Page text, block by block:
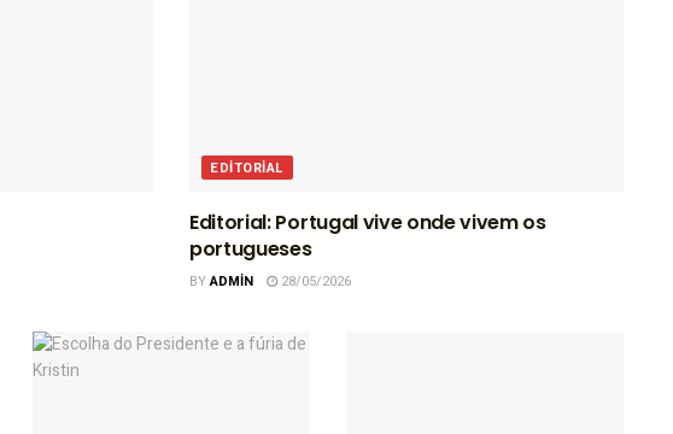
EDITORIAL
Editorial: Portugal vive onde vivem os
portugueses
BYADMIN 28/05/2026